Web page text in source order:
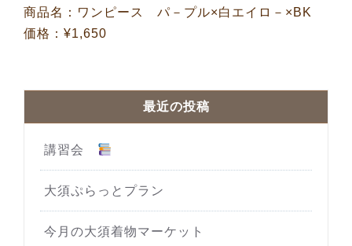
商品名：ワンピース パ－プル×白エイロ－×BK
価格：¥1,650
最近の投稿
講習会
大須ぷらっとプラン
今月の大須着物マーケット